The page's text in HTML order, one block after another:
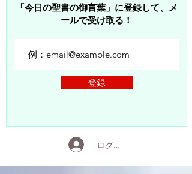
「今日の聖書の御言葉」に登録して、メ
ールで受け取る！
登録
ログイン